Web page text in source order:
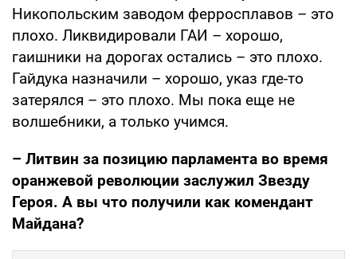
Никопольским заводом ферросплавов – это
плохо. Ликвидировали ГАИ – хорошо,
гаишники на дорогах остались – это плохо.
Гайдука назначили – хорошо, указ где-то
затерялся – это плохо. Мы пока еще не
волшебники, а только учимся.
– Литвин за позицию парламента во время
оранжевой революции заслужил Звезду
Героя. А вы что получили как комендант
Майдана?